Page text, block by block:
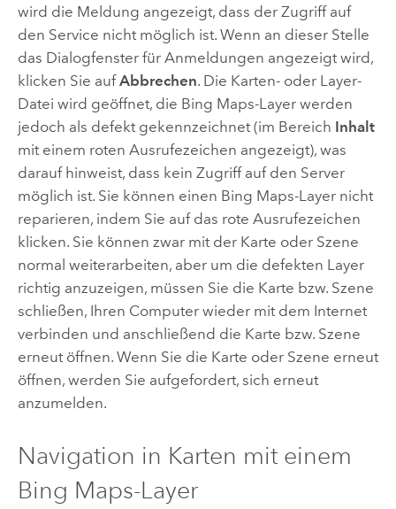
wird die Meldung angezeigt, dass der Zugriff auf
den Service nicht möglich ist. Wenn an dieser Stelle
das Dialogfenster für Anmeldungen angezeigt wird,
klicken Sie aufAbbrechen. Die Karten- oder Layer-
Datei wird geöffnet, die Bing Maps-Layer werden
jedoch als defekt gekennzeichnet (im Bereich Inhalt
mit einem roten Ausrufezeichen angezeigt), was
darauf hinweist, dass kein Zugriff auf den Server
möglich ist. Sie können einen Bing Maps-Layer nicht
reparieren, indem Sie auf das rote Ausrufezeichen
klicken. Sie können zwar mit der Karte oder Szene
normal weiterarbeiten, aber um die defekten Layer
richtig anzuzeigen, müssen Sie die Karte bzw. Szene
schließen, Ihren Computer wieder mit dem Internet
verbinden und anschließend die Karte bzw. Szene
erneut öffnen. Wenn Sie die Karte oder Szene erneut
öffnen, werden Sie aufgefordert, sich erneut
anzumelden.
Navigation in Karten mit einem
Bing Maps-Layer